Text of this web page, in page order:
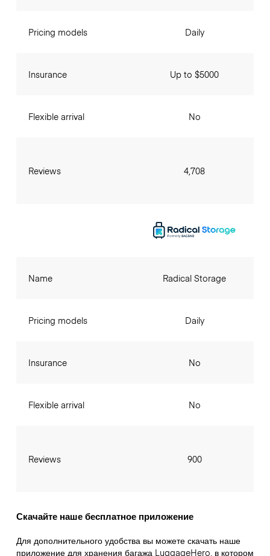
Pricing models
Insurance
Flexible arrival
Reviews
Daily
Up to $5000
No
4,708
Name
Pricing models
Insurance
Flexible arrival
Reviews
Radical Storage
Daily
No
No
900
Скачайте наше бесплатное приложение
Для дополнительного удобства вы можете скачать наше
приложение для хранения багажа LuggageHero, в котором